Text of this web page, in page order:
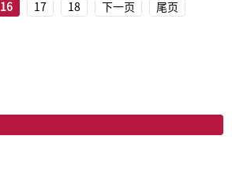
16 17 18 下一页 尾页